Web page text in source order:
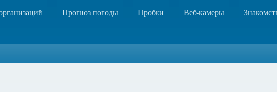
Прогноз погоды Пробки Веб-камеры